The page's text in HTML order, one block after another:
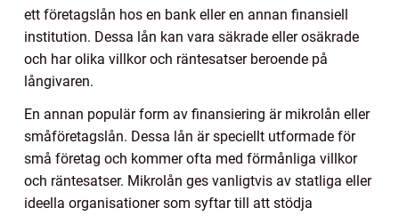
ett företagslån hos en bank eller en annan finansiell
institution. Dessa lån kan vara säkrade eller osäkrade
och har olika villkor och räntesatser beroende på
långivaren.
En annan populär form av finansiering är mikrolån eller
småföretagslån. Dessa lån är speciellt utformade för
små företag och kommer ofta med förmånliga villkor
och räntesatser. Mikrolån ges vanligtvis av statliga eller
ideella organisationer som syftar till att stödja